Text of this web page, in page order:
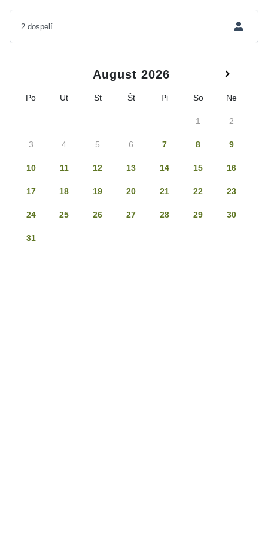
August 2026
Po Ut St Št Pi So Ne
1 2
3 4 5 6 7 8 9
10 11 12 13 14 15 16
17 18 19 20 21 22 23
24 25 26 27 28 29 30
31